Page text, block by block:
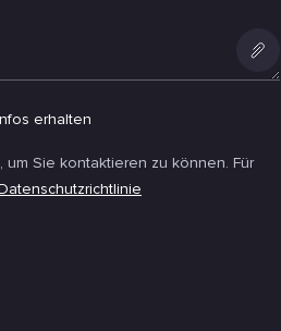
Anlage
erhalten
um Sie kontaktieren zu können. Für